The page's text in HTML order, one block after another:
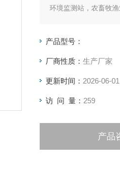
环境监测站，农畜牧
产品型号：
厂商性质： 生产厂家
更新时间： 2026-06-01
访 问 量： 259
产品